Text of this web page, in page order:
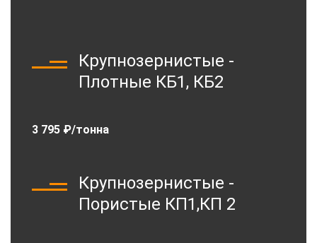
Крупнозернистые -
Плотные КБ1, КБ2
3 795 ₽/тонна
Крупнозернистые -
Пористые КП1,КП 2